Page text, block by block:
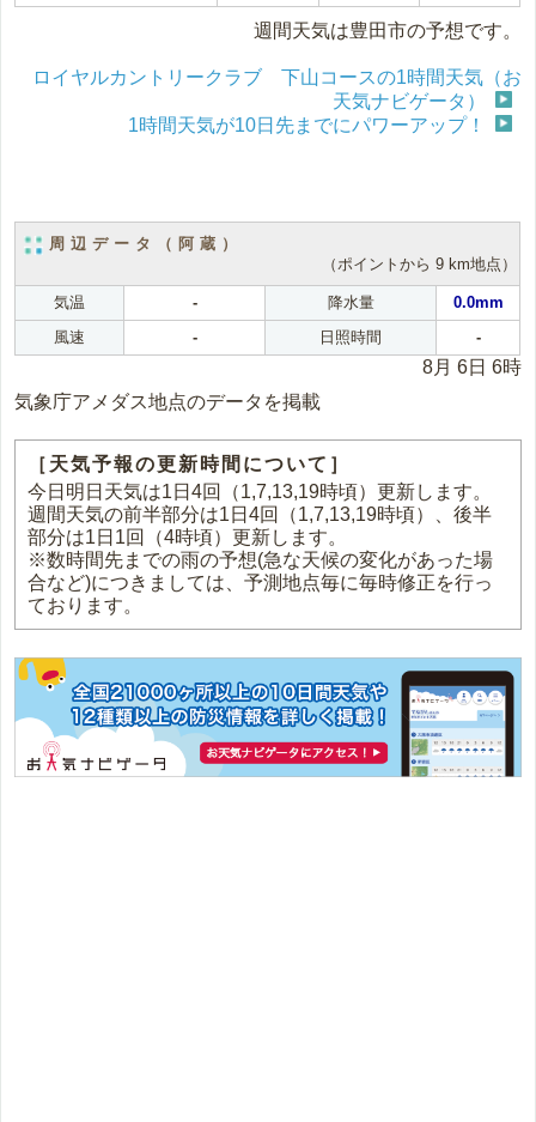
週間天気は豊田市の予想です。
ロイヤルカントリークラブ 下山コースの1時間天気（お
天気ナビゲータ）
1時間天気が10日先までにパワーアップ！
周辺データ（阿蔵）
（ポイントから 9 km地点）
気温 - 降水量
0.0mm
風速
- 日照時間 -
8月 6日 6時
気象庁アメダス地点のデータを掲載
［天気予報の更新時間について］
今日明日天気は1日4回（1,7,13,19時頃）更新します。
週間天気の前半部分は1日4回（1,7,13,19時頃）、後半
部分は1日1回（4時頃）更新します。
※数時間先までの雨の予想(急な天候の変化があった場
合など)につきましては、予測地点毎に毎時修正を行っ
ております。